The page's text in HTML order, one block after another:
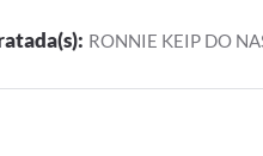
RONNIE KEIP DO